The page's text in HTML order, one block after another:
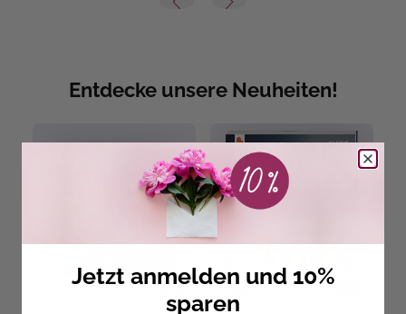
Entdecke unsere Neuheiten!
Jetzt anmelden und 10%
sparen